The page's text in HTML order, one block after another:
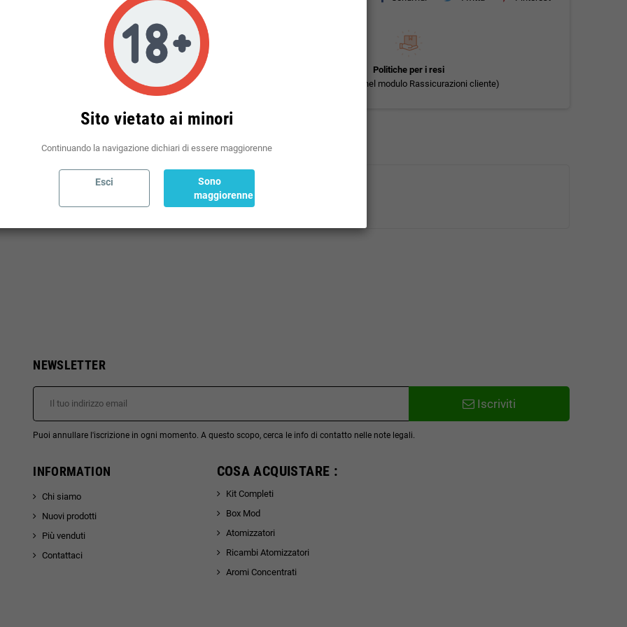
Politiche per le spedizioni
(modificale nel modulo Rassicurazioni cliente)
Politiche per i resi
(modificale nel modulo Rassicurazioni cliente)
NEWSLETTER
Iscriviti
Puoi annullare l'iscrizione in ogni momento. A questo scopo, cerca le info di contatto nelle note legali.
INFORMATION
Chi siamo
Nuovi prodotti
Più venduti
Contattaci
COSA ACQUISTARE :
Kit Completi
Box Mod
Atomizzatori
Ricambi Atomizzatori
Aromi Concentrati
Sito vietato ai minori
Continuando la navigazione dichiari di essere maggiorenne
Esci
Sono
maggiorenne